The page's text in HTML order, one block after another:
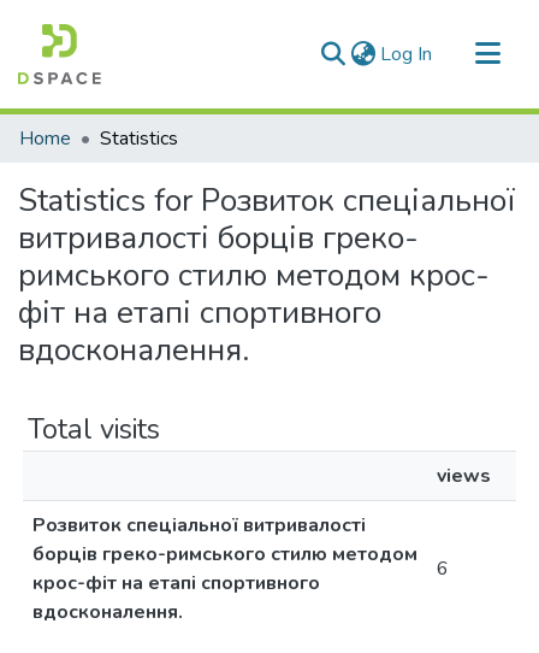
Log In (current)
Communities & Collections
Home Statistics
Statistics for Розвиток спеціальної
витривалості борців греко-
римського стилю методом крос-
фіт на етапі спортивного
вдосконалення.
Total visits
views
Розвиток спеціальної витривалості
борців греко-римського стилю методом
крос-фіт на етапі спортивного
вдосконалення.
6